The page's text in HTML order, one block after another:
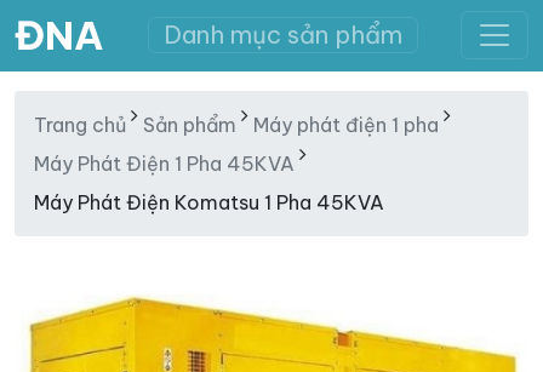
ĐNA Danh mục sản phẩm
Trang chủ Sản phẩm
Máy phát điện 1 pha
Máy Phát Điện 1 Pha 45KVA
Máy Phát Điện Komatsu 1 Pha 45KVA